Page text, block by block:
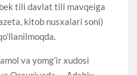
tili davlat tili mavqeiga
kitob nusxalari soni)
va yomg’ir xudosi